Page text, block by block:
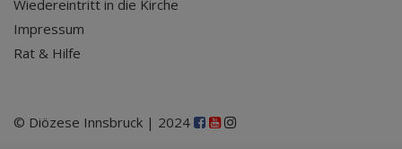
Wiedereintritt in die Kirche
Impressum
Rat & Hilfe
© Diözese Innsbruck | 2024